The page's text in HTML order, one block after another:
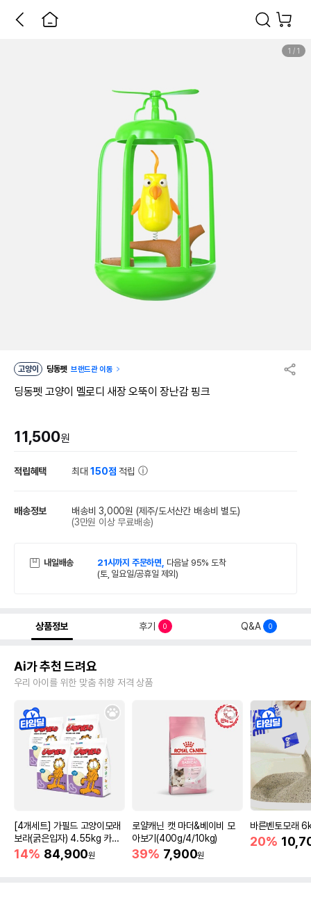
1 / 1
고양이 딩동펫 브랜드관 이동
딩동펫 고양이 멜로디 새장 오뚝이 장난감 핑크
11,500원
적립혜택 최대150점 적립
배송정보 배송비 3,000원 (제주/도서산간 배송비 별도)
(3만원 이상 무료배송)
내일배송 21시까지 주문하면, 다음날 95% 도착
(토, 일요일/공휴일 제외)
상품정보 후기 0 Q&A 0
Ai가 추천 드려요
우리 아이를 위한 맞춤 취향 저격 상품
[4개세트] 가필드 고양이모래
보라(굵은입자) 4.55kg 카사
바모래
14% 84,900원
로얄캐닌 캣 마더&베이비 모
아보기(400g/4/10kg)
39% 7,900원
바른벤토모래
20%